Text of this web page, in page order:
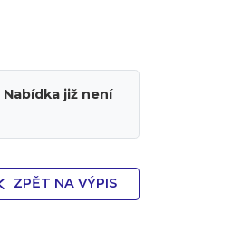
Nabídka již není
ZPĚT NA VÝPIS